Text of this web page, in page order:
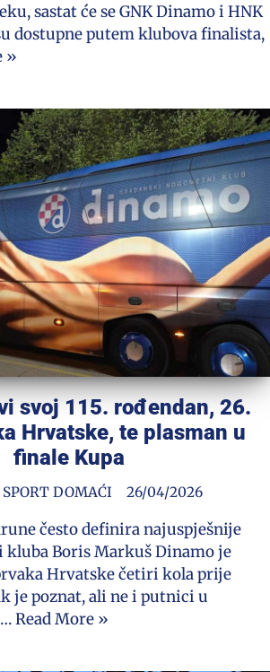
sastat će se GNK Dinamo i HNK
dostupne putem klubova finalista,
»
svoj 115. rođendan, 26.
Hrvatske, te plasman u
finale Kupa
SPORT DOMAĆI 26/04/2026
često definira najuspješnije
kluba Boris Markuš Dinamo je
Hrvatske četiri kola prije
je poznat, ali ne i putnici u
Read More »